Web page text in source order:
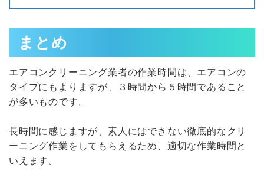
まとめ
エアコンクリーニング業者の作業時間は、エアコンの
タイプにもよりますが、３時間から５時間であること
が多いものです。
長時間に感じますが、素人にはできない徹底的なクリ
ーニング作業をしてもらえるため、適切な作業時間と
いえます。